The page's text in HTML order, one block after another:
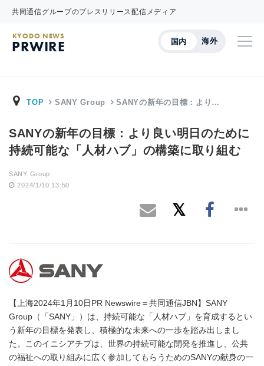
共同通信グループのプレスリリース配信メディア
国内 海外
KYODO NEWS
PRWIRE
TOP SANY Group SANYの新年の目標：より…
SANYの新年の目標：より良い明日のために
持続可能な「人材ハブ」の構築に取り組む
SANY Group
2024/1/10 13:50
【上海2024年1月10日PR Newswire＝共同通信JBN】SANY
Group（「SANY」）は、持続可能な「人材ハブ」を育成するとい
う新年の目標を発表し、積極的な未来への一歩を踏み出しまし
た。このイニシアチブは、世界の持続可能な開発を推進し、公共
の福祉への取り組みに広く参加してもらうためのSANYの献身の一